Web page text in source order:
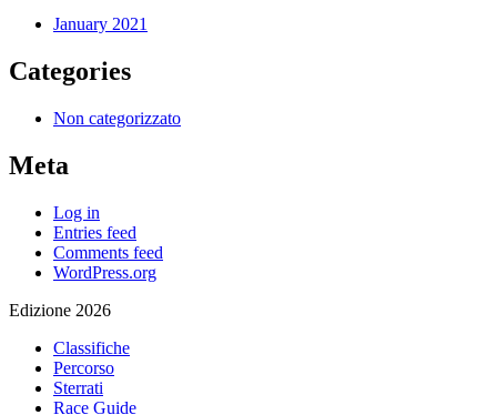
January 2021
Categories
Non categorizzato
Meta
Log in
Entries feed
Comments feed
WordPress.org
Edizione 2026
Classifiche
Percorso
Sterrati
Race Guide